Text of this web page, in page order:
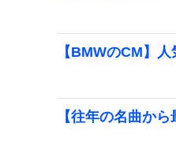
【BMWのCM】
【往年の名曲か